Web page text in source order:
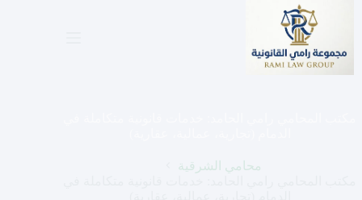
محامي الشرقية